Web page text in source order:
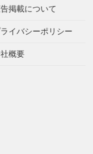
掲載について
イバシーポリシー
概要